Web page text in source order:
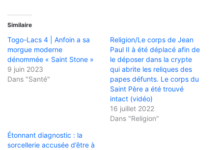
Similaire
Togo-Lacs 4 | Anfoin a sa
morgue moderne
dénommée « Saint Stone »
9 juin 2023
Dans "Santé"
Religion/Le corps de Jean
Paul II à été déplacé afin de
le déposer dans la crypte
qui abrite les reliques des
papes défunts. Le corps du
Saint Père a été trouvé
intact (vidéo)
16 juillet 2022
Dans "Religion"
Étonnant diagnostic : la
sorcellerie accusée d’être à